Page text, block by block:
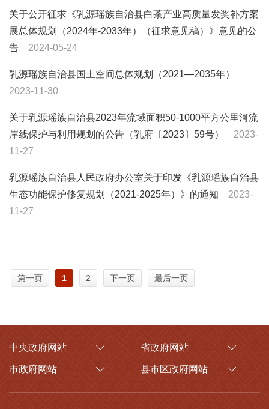
关于公开征求《乳源瑶族自治县白茶产业高质量发奖补方案
展总体规划（2024年-2033年）（征求意见稿）》意见的公
告
2024-05-24
乳源瑶族自治县国土空间总体规划（2021—2035年）
2023-11-30
关于乳源瑶族自治县2023年流域面积50-1000平方公里河流
岸线保护与利用规划的公告（乳府〔2023〕59号）
2023-
11-27
乳源瑶族自治县人民政府办公室关于印发《乳源瑶族自治县
生态功能保护修复规划（2021-2025年）》的通知
2023-
11-27
第一页 1 2 下一页 最后一页
中央政府网站 省政府网站
市政府网站 县市区政府网站